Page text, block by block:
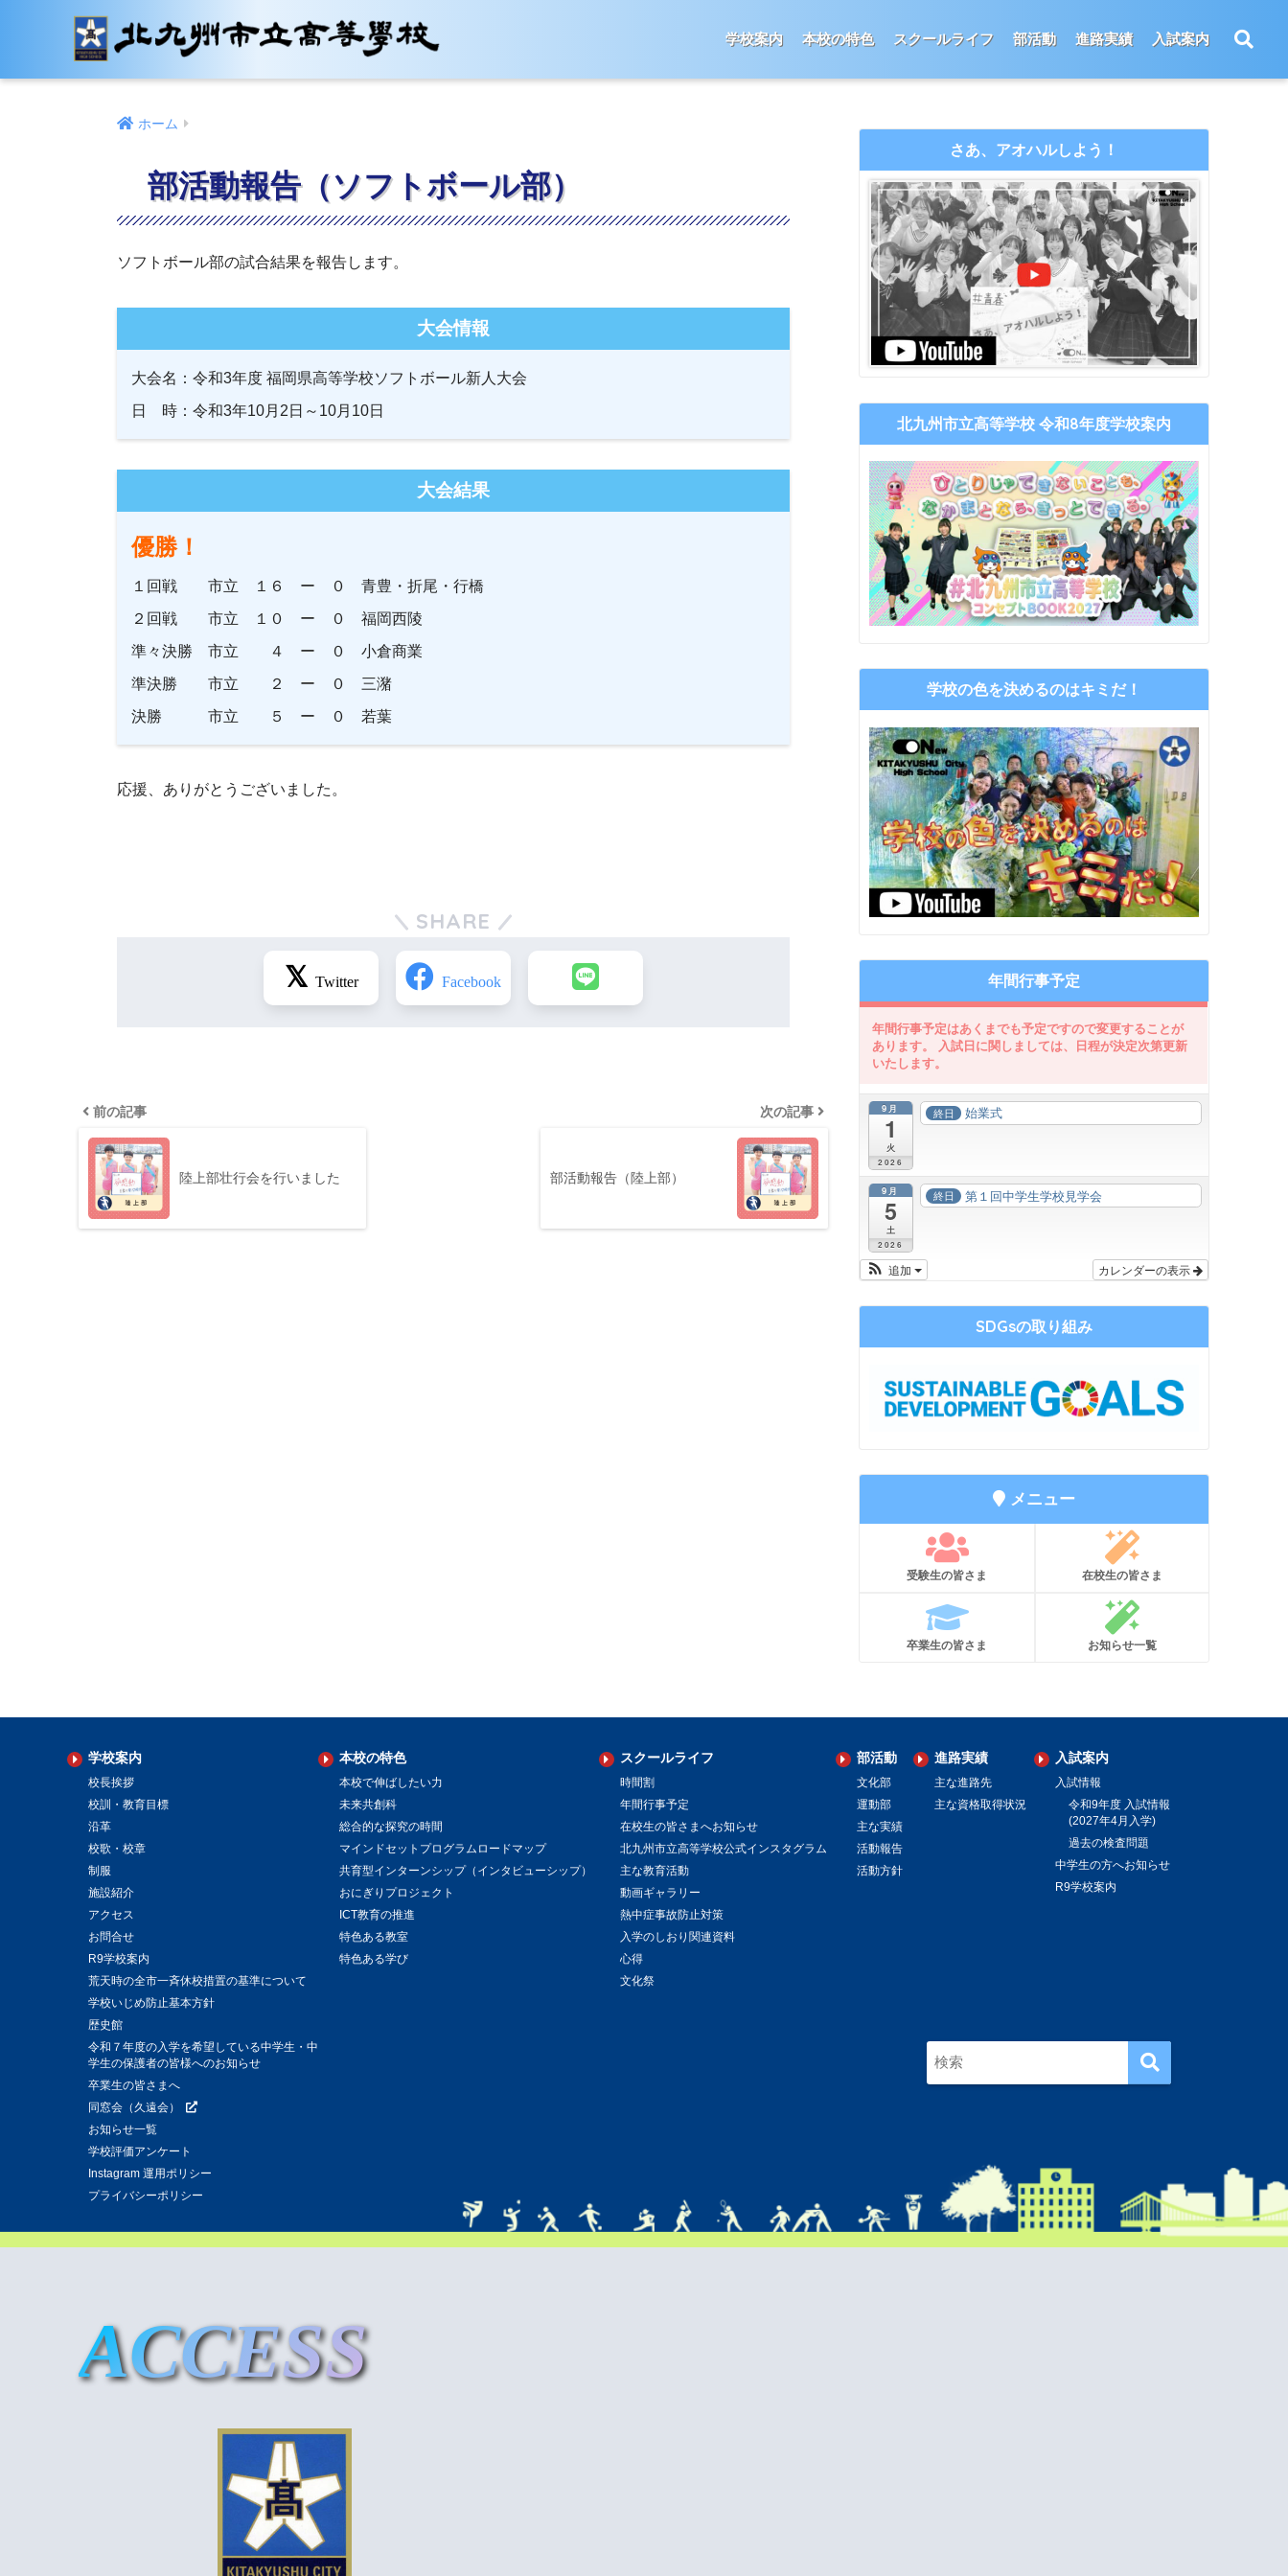
学校案内 本校の特色 スクールライフ 部活動 進路実績 入試案内
ホーム
部活動報告（ソフトボール部）
ソフトボール部の試合結果を報告します。
大会情報
大会名：令和3年度 福岡県高等学校ソフトボール新人大会
日 時：令和3年10月2日～10月10日
大会結果
優勝！
１回戦 市立 １６ ー ０ 青豊・折尾・行橋
２回戦 市立 １０ ー ０ 福岡西陵
準々決勝 市立 ４ ー ０ 小倉商業
準決勝 市立 ２ ー ０ 三潴
決勝 市立 ５ ー ０ 若葉
応援、ありがとうございました。
SHARE
前の記事
陸上部壮行会を行いました
次の記事
部活動報告（陸上部）
さあ、アオハルしよう！
北九州市立高等学校 令和8年度学校案内
学校の色を決めるのはキミだ！
年間行事予定
9月
1
火
2026
終日 始業式
9月
5
土
2026
終日 第１回中学生学校見学会
カレンダーの表示
追加
SDGsの取り組み
メニュー
受験生の皆さま 在校生の皆さま
卒業生の皆さま お知らせ一覧
学校案内
校長挨拶
校訓・教育目標
沿革
校歌・校章
制服
施設紹介
アクセス
お問合せ
R9学校案内
荒天時の全市一斉休校措置の基準について
学校いじめ防止基本方針
歴史館
令和７年度の入学を希望している中学生・中
学生の保護者の皆様へのお知らせ
卒業生の皆さまへ
同窓会（久遠会）
お知らせ一覧
学校評価アンケート
Instagram 運用ポリシー
プライバシーポリシー
本校の特色
本校で伸ばしたい力
未来共創科
総合的な探究の時間
マインドセットプログラムロードマップ
共育型インターンシップ（インタビューシップ）
おにぎりプロジェクト
ICT教育の推進
特色ある教室
特色ある学び
スクールライフ
時間割
年間行事予定
在校生の皆さまへお知らせ
北九州市立高等学校公式インスタグラム
主な教育活動
動画ギャラリー
熱中症事故防止対策
入学のしおり関連資料
心得
文化祭
部活動
文化部
運動部
主な実績
活動報告
活動方針
進路実績
主な進路先
主な資格取得状況
入試案内
入試情報
令和9年度 入試情報
(2027年4月入学)
過去の検査問題
中学生の方へお知らせ
R9学校案内
ACCESS